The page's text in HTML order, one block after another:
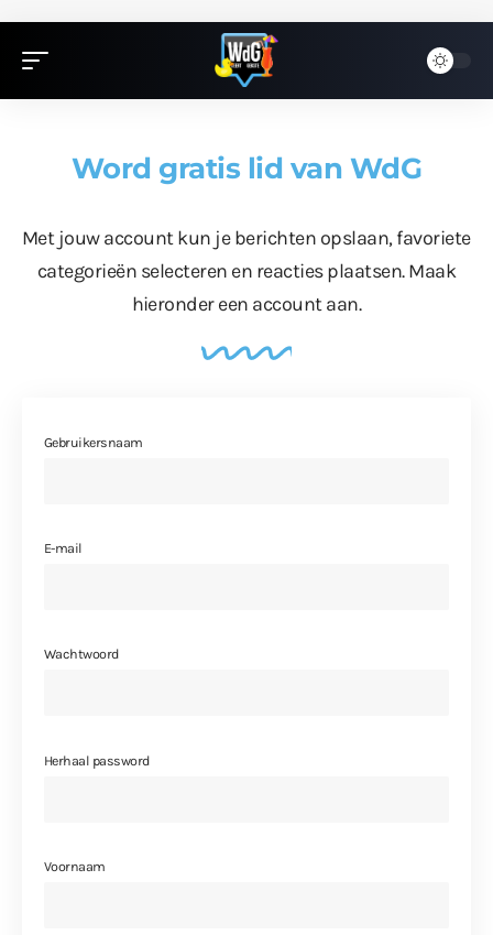
Word gratis lid van WdG
Met jouw account kun je berichten opslaan, favoriete
categorieën selecteren en reacties plaatsen. Maak
hieronder een account aan.
Gebruikersnaam
E-mail
Wachtwoord
Herhaal password
Voornaam